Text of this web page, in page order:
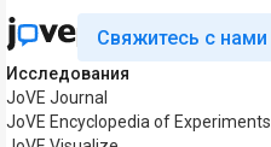
Свяжитесь с нами
Исследования
JoVE Journal
JoVE Encyclopedia of Experiments